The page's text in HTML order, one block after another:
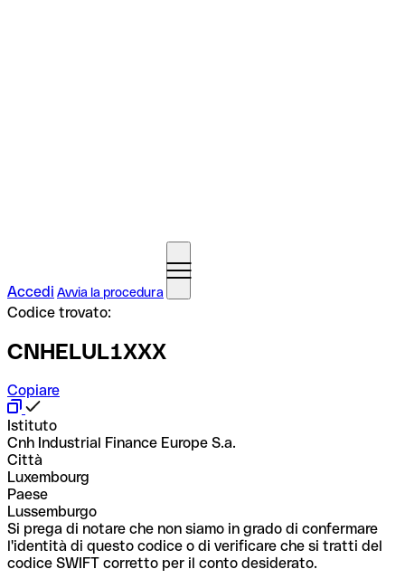
Accedi Avvia la procedura
Codice trovato:
CNHELUL1XXX
Copiare
Istituto
Cnh Industrial Finance Europe S.a.
Città
Luxembourg
Paese
Lussemburgo
Si prega di notare che non siamo in grado di confermare
l'identità di questo codice o di verificare che si tratti del
codice SWIFT corretto per il conto desiderato.